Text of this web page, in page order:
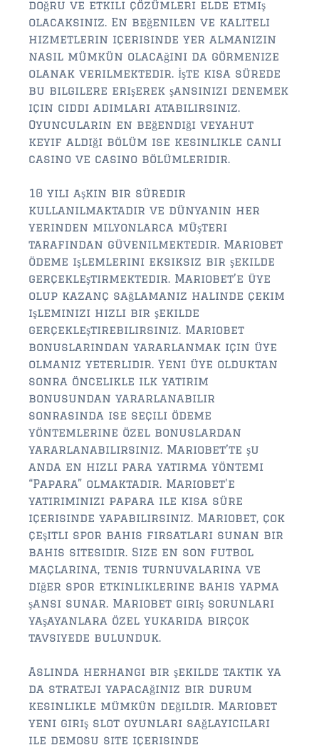
doğru ve etkili çözümleri elde etmiş
olacaksınız. En beğenilen ve kaliteli
hizmetlerin içerisinde yer almanızın
nasıl mümkün olacağını da görmenize
olanak verilmektedir. İşte kısa sürede
bu bilgilere erişerek şansınızı denemek
için ciddi adımları atabilirsiniz.
Oyuncuların en beğendiği veyahut
keyif aldığı bölüm ise kesinlikle canlı
casino ve casino bölümleridir.
10 yılı aşkın bir süredir
kullanılmaktadır ve dünyanın her
yerinden milyonlarca müşteri
tarafından güvenilmektedir. Mariobet
ödeme işlemlerini eksiksiz bir şekilde
gerçekleştirmektedir. Mariobet’e üye
olup kazanç sağlamanız halinde çekim
işleminizi hızlı bir şekilde
gerçekleştirebilirsiniz. Mariobet
bonuslarından yararlanmak için üye
olmanız yeterlidir. Yeni üye olduktan
sonra öncelikle ilk yatırım
bonusundan yararlanabilir
sonrasında ise seçili ödeme
yöntemlerine özel bonuslardan
yararlanabilirsiniz. Mariobet’te şu
anda en hızlı para yatırma yöntemi
“Papara” olmaktadır. Mariobet’e
yatırımınızı papara ile kısa süre
içerisinde yapabilirsiniz. Mariobet, çok
çeşitli spor bahis fırsatları sunan bir
bahis sitesidir. Size en son futbol
maçlarına, tenis turnuvalarına ve
diğer spor etkinliklerine bahis yapma
şansı sunar. Mariobet giriş sorunları
yaşayanlara özel yukarıda birçok
tavsiyede bulunduk.
Aslında herhangi bir şekilde taktik ya
da strateji yapacağınız bir durum
kesinlikle mümkün değildir. Mariobet
yeni giriş slot oyunları sağlayıcıları
ile demosu site içerisinde